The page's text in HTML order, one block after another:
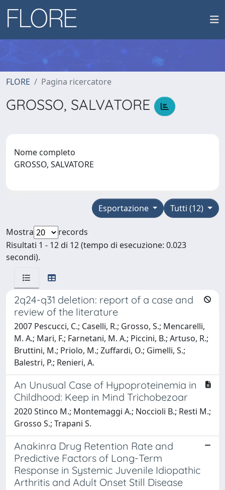
FLORE Pagina ricercatore
GROSSO, SALVATORE
Nome completo
GROSSO, SALVATORE
Tutti (12)
Esportazione
Mostra
records
Risultati 1 - 12 di 12 (tempo di esecuzione: 0.023
secondi).
2q24-q31 deletion: report of a case and
review of the literature
2007 Pescucci, C.; Caselli, R.; Grosso, S.; Mencarelli,
M. A.; Mari, F.; Farnetani, M. A.; Piccini, B.; Artuso, R.;
Bruttini, M.; Priolo, M.; Zuffardi, O.; Gimelli, S.;
Balestri, P.; Renieri, A.
An Unusual Case of Hypoproteinemia in
Childhood: Keep in Mind Trichobezoar
2020 Stinco M.; Montemaggi A.; Noccioli B.; Resti M.;
Grosso S.; Trapani S.
Anakinra Drug Retention Rate and
Predictive Factors of Long-Term
Response in Systemic Juvenile Idiopathic
Arthritis and Adult Onset Still Disease